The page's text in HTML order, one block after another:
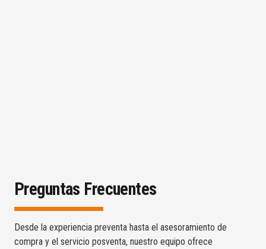
Preguntas Frecuentes
Desde la experiencia preventa hasta el asesoramiento de
compra y el servicio posventa, nuestro equipo ofrece